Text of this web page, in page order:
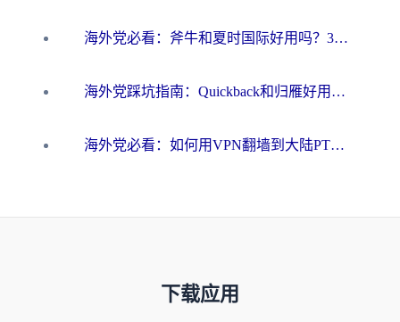
海外党必看：斧牛和夏时国际好用吗？3步选对回国加速器，无缝刷国内资源
海外党踩坑指南：Quickback和归雁好用吗？选对加速器才能无缝刷国内资源
海外党必看：如何用VPN翻墙到大陆PTT？一篇解决你所有回国加速痛点
下载应用